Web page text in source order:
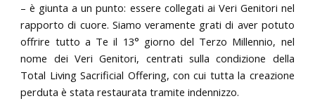
– è giunta a un punto: essere collegati ai Veri Genitori nel
rapporto di cuore. Siamo veramente grati di aver potuto
offrire tutto a Te il 13° giorno del Terzo Millennio, nel
nome dei Veri Genitori, centrati sulla condizione della
Total Living Sacrificial Offering, con cui tutta la creazione
perduta è stata restaurata tramite indennizzo.